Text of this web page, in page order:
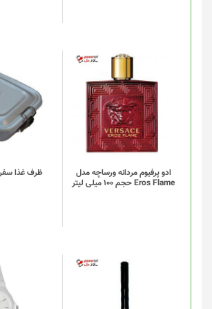
ادو پرفیوم مردانه ورساچه مدل
Eros Flame حجم 100 میلی لیتر